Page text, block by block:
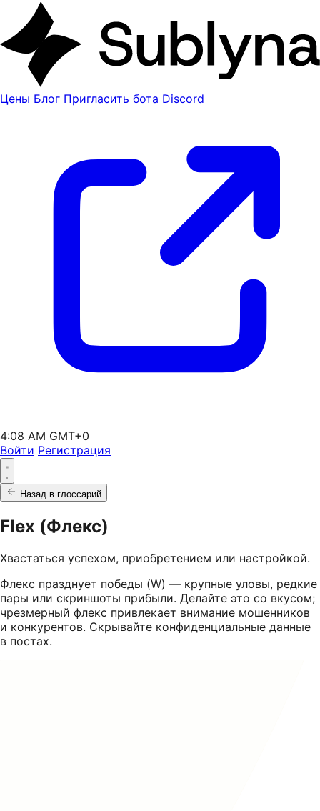
Цены Блог Пригласить бота Discord
4:08 AM GMT+0
Войти Регистрация
Назад в глоссарий
Flex (Флекс)
Хвастаться успехом, приобретением или настройкой.
Флекс празднует победы (W) — крупные уловы, редкие
пары или скриншоты прибыли. Делайте это со вкусом;
чрезмерный флекс привлекает внимание мошенников
и конкурентов. Скрывайте конфиденциальные данные
в постах.